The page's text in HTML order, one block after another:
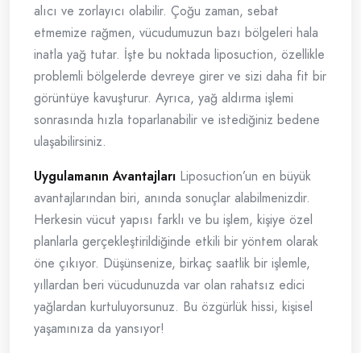
alıcı ve zorlayıcı olabilir. Çoğu zaman, sebat
etmemize rağmen, vücudumuzun bazı bölgeleri hala
inatla yağ tutar. İşte bu noktada liposuction, özellikle
problemli bölgelerde devreye girer ve sizi daha fit bir
görüntüye kavuşturur. Ayrıca, yağ aldırma işlemi
sonrasında hızla toparlanabilir ve istediğiniz bedene
ulaşabilirsiniz.
Uygulamanın Avantajları Liposuction’un en büyük
avantajlarından biri, anında sonuçlar alabilmenizdir.
Herkesin vücut yapısı farklı ve bu işlem, kişiye özel
planlarla gerçekleştirildiğinde etkili bir yöntem olarak
öne çıkıyor. Düşünsenize, birkaç saatlik bir işlemle,
yıllardan beri vücudunuzda var olan rahatsız edici
yağlardan kurtuluyorsunuz. Bu özgürlük hissi, kişisel
yaşamınıza da yansıyor!